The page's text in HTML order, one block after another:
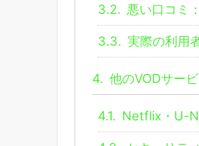
3.2. 悪い口コミ
3.3. 実際の利用
4. 他のVODサー
4.1. Netflix・U-